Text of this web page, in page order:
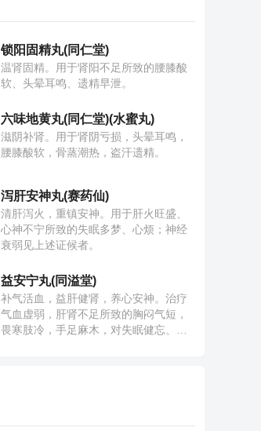
锁阳固精丸(同仁堂)
温肾固精。用于肾阳不足所致的腰膝酸
软、头晕耳鸣、遗精早泄。
六味地黄丸(同仁堂)(水蜜丸)
滋阴补肾。用于肾阴亏损，头晕耳鸣，
腰膝酸软，骨蒸潮热，盗汗遗精。
泻肝安神丸(赛药仙)
清肝泻火，重镇安神。用于肝火旺盛、
心神不宁所致的失眠多梦、心烦；神经
衰弱见上述证候者。
益安宁丸(同溢堂)
补气活血，益肝健肾，养心安神。治疗
气血虚弱，肝肾不足所致的胸闷气短，
畏寒肢冷，手足麻木，对失眠健忘、神